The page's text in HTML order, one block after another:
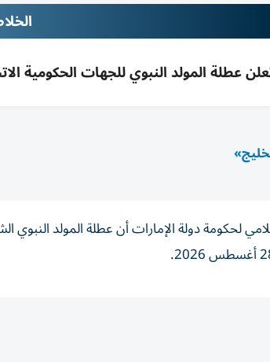
عطلة المولد النبوي للجهات الحكومية
لحكومة دولة الإمارات أن عطلة المولد